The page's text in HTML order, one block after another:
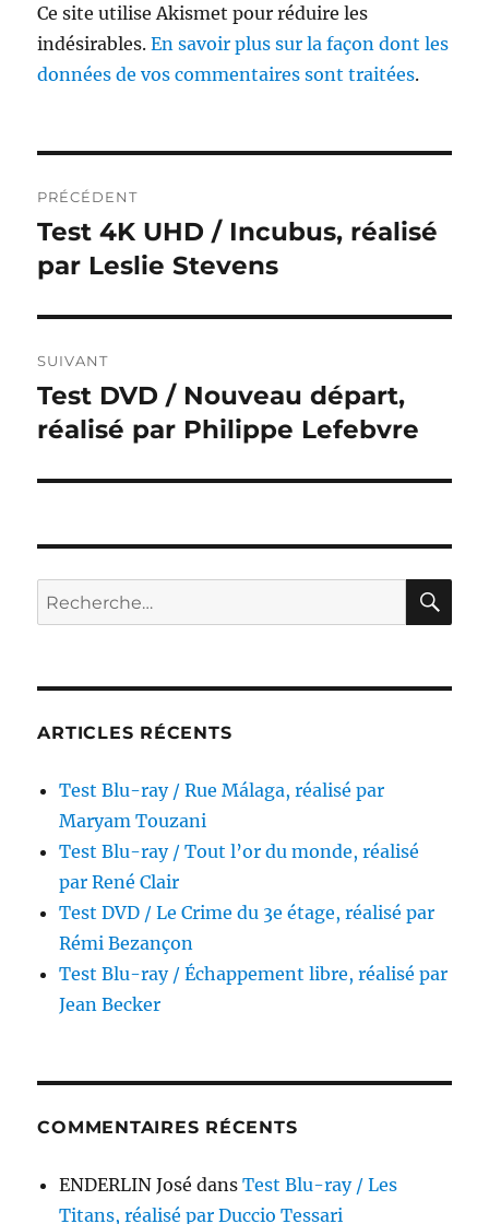
Ce site utilise Akismet pour réduire les
indésirables.En savoir plus sur la façon dont les
données de vos commentaires sont traitées.
de
l’article
PRÉCÉDENT
Publication
précédente :
Test 4K UHD / Incubus, réalisé
par Leslie Stevens
SUIVANT
Publication
suivante :
Test DVD / Nouveau départ,
réalisé par Philippe Lefebvre
Recherche
pour :
ARTICLES RÉCENTS
Test Blu-ray / Rue Málaga, réalisé par
Maryam Touzani
Test Blu-ray / Tout l’or du monde, réalisé
par René Clair
Test DVD / Le Crime du 3e étage, réalisé par
Rémi Bezançon
Test Blu-ray / Échappement libre, réalisé par
Jean Becker
COMMENTAIRES RÉCENTS
ENDERLIN José dansTest Blu-ray / Les
Titans, réalisé par Duccio Tessari